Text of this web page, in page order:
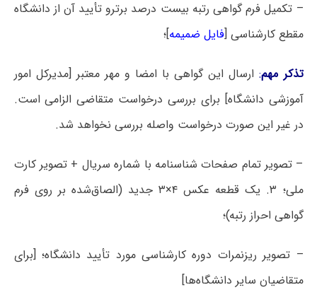
– تکمیل فرم گواهی رتبه بیست درصد برترو تأیید آن از دانشگاه
مقطع کارشناسی [فایل ضمیمه]؛
تذکر مهم:ارسال این گواهی با امضا و مهر معتبر [مدیرکل امور
آموزشی دانشگاه] برای بررسی درخواست متقاضی الزامی است.
در غیر این صورت درخواست واصله بررسی نخواهد شد.
– تصویر تمام صفحات شناسنامه با شماره سریال + تصویر کارت
ملی؛ ۳. یک قطعه عکس ۴×۳ جدید (الصاق‌شده بر روی فرم
گواهی احراز رتبه)؛
– تصویر ریزنمرات دوره کارشناسی مورد تأیید دانشگاه؛ [برای
متقاضیان سایر دانشگاه‌­ها]